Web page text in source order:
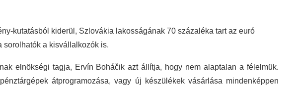
kutatásból kiderül, Szlovákia lakosságának 70 százaléka tart az euró
sorolhatók a kisvállalkozók is.
elnökségi tagja, Ervín Boháčik azt állítja, hogy nem alaptalan a félelmük.
átprogramozása, vagy új készülékek vásárlása mindenképpen